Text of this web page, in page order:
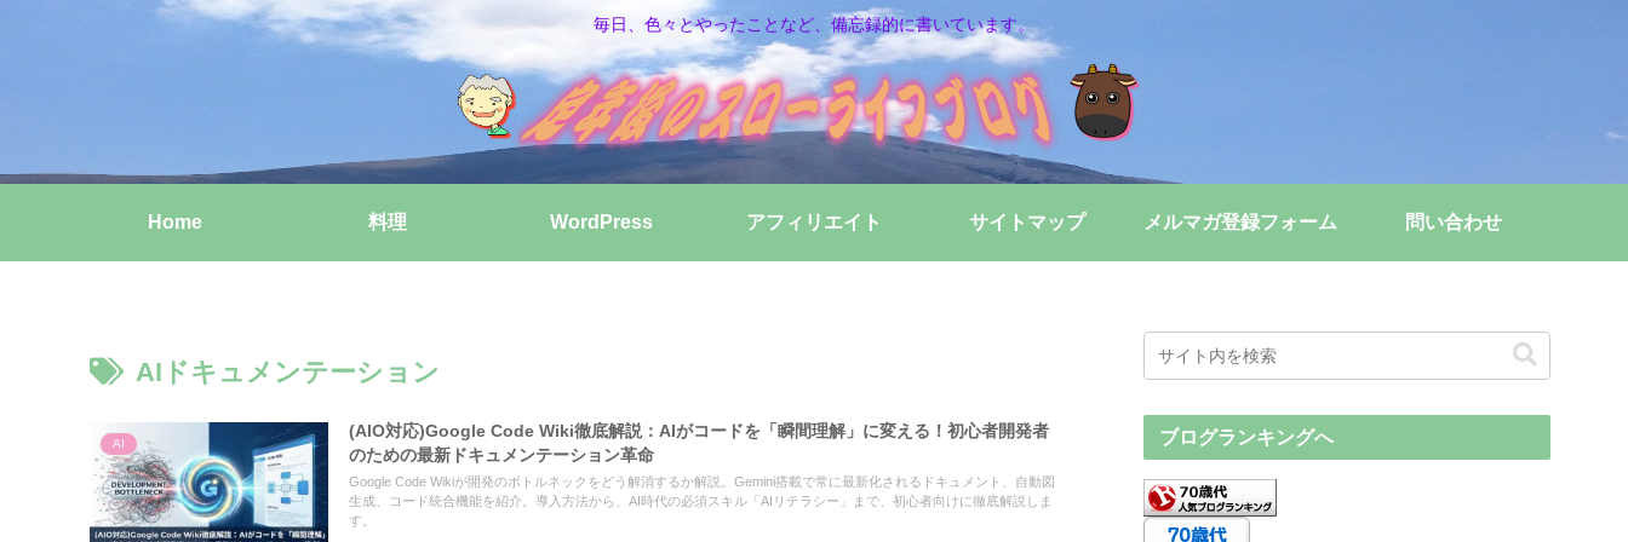
毎日、色々とやったことなど、備忘録的に書いています。
Home 料理 WordPress アフィリエイト サイトマップ メルマガ登録フォーム 問い合わせ
AIドキュメンテーション
AI
(AIO対応)Google Code Wiki徹底解説：AIがコードを「瞬間理解」に変える！初心者開発者
のための最新ドキュメンテーション革命
Google Code Wikiが開発のボトルネックをどう解消するか解説。Gemini搭載で常に最新化されるドキュメント、自動図
生成、コード統合機能を紹介。導入方法から、AI時代の必須スキル「AIリテラシー」まで、初心者向けに徹底解説しま
す。
ブログランキングへ